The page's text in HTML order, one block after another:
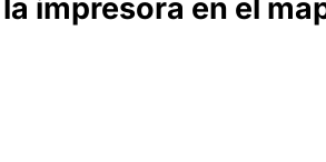
impresora en el